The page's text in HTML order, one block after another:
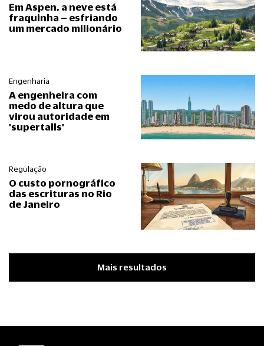
Em Aspen, a neve está
fraquinha – esfriando
um mercado milionário
Engenharia
A engenheira com
medo de altura que
virou autoridade em
'supertalls'
Regulação
O custo pornográfico
das escrituras no Rio
de Janeiro
Mais resultados